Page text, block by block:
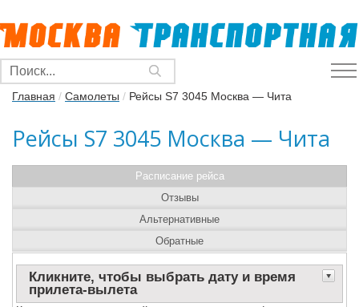
Главная / Самолеты / Рейсы S7 3045 Москва — Чита
Рейсы S7 3045 Москва — Чита
Расписание рейса
Кликните, чтобы выбрать дату и время
прилета-вылета
Отзывы
Альтернативные
Обратные